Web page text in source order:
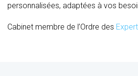
personnalisées, adaptées à vos
Cabinet membre de l’Ordre des